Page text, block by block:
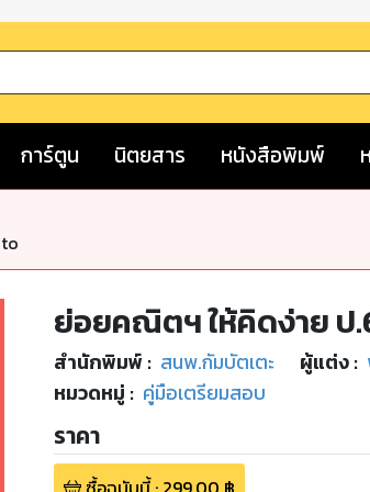
การ์ตูน นิตยสาร หนังสือพิมพ์
ย่อยคณิตฯ ให้คิดง่าย ป
สำนักพิมพ์ : สนพ.กัมบัตเตะ ผู้แต่ง :
หมวดหมู่ : คู่มือเตรียมสอบ
ราคา